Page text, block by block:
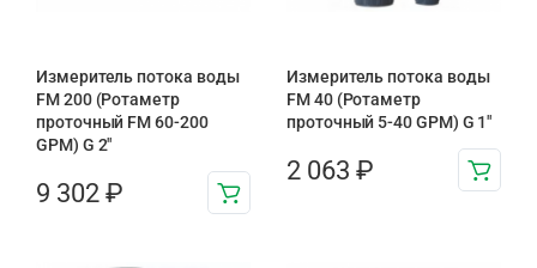
Измеритель потока воды
FM 200 (Ротаметр
проточный FM 60-200
GPM) G 2″
9 302 ₽
Измеритель потока воды
FM 40 (Ротаметр
проточный 5-40 GPM) G 1″
2 063 ₽